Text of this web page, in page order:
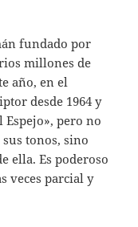
fun­dado por
millones de
año, en el
desde 1964 y
pero no
tonos, sino
ella. Es poderoso
veces parcial y